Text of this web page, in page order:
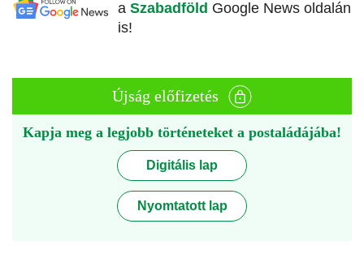
a Szabadföld Google News oldalán
is!
Újság előfizetés
Kapja meg a legjobb történeteket a postaládájába!
Digitális lap
Nyomtatott lap